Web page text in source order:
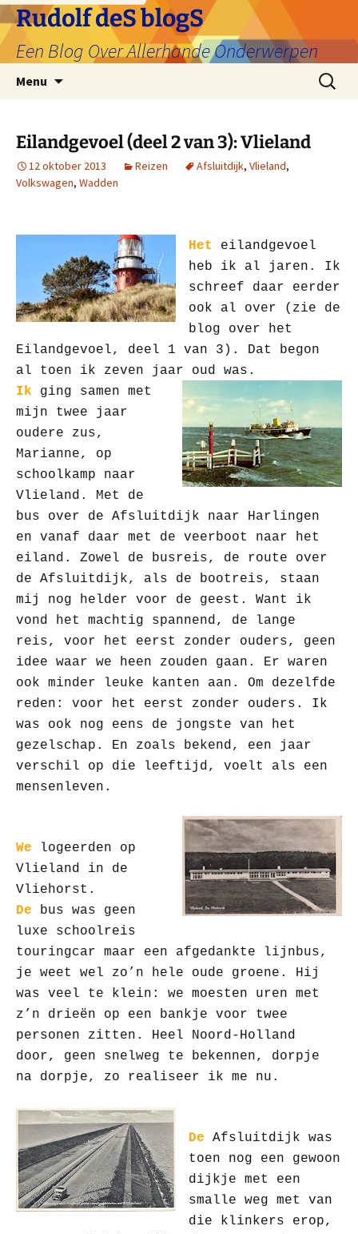
Ga
naar
de
inhoud
Rudolf deS blogS
Een Blog Over Allerhande Onderwerpen
Menu
Zoeken
naar:
Eilandgevoel (deel 2 van 3): Vlieland
12 oktober 2013 Reizen Afsluitdijk, Vlieland,
Volkswagen, Wadden
Het eilandgevoel
heb ik al jaren. Ik
schreef daar eerder
ook al over (zie de
blog over het
Eilandgevoel, deel 1 van 3). Dat begon
al toen ik zeven jaar oud was.
Ik ging samen met
mijn twee jaar
oudere zus,
Marianne, op
schoolkamp naar
Vlieland. Met de
bus over de Afsluitdijk naar Harlingen
en vanaf daar met de veerboot naar het
eiland. Zowel de busreis, de route over
de Afsluitdijk, als de bootreis, staan
mij nog helder voor de geest. Want ik
vond het machtig spannend, de lange
reis, voor het eerst zonder ouders, geen
idee waar we heen zouden gaan. Er waren
ook minder leuke kanten aan. Om dezelfde
reden: voor het eerst zonder ouders. Ik
was ook nog eens de jongste van het
gezelschap. En zoals bekend, een jaar
verschil op die leeftijd, voelt als een
mensenleven.
We
logeerden op
Vlieland in de
Vliehorst.
De bus was geen
luxe schoolreis
touringcar maar een afgedankte lijnbus,
je weet wel zo’n hele oude groene. Hij
was veel te klein: we moesten uren met
z’n drieën op een bankje voor twee
personen zitten. Heel Noord-Holland
door, geen snelweg te bekennen, dorpje
na dorpje, zo realiseer ik me nu.
De Afsluitdijk was
toen nog een gewoon
dijkje met een
smalle weg met van
die klinkers erop,